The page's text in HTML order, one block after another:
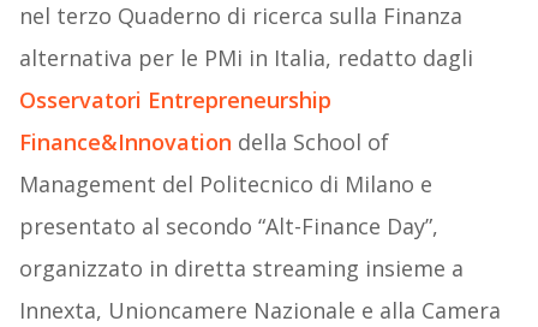
nel terzo Quaderno di ricerca sulla Finanza
alternativa per le PMi in Italia, redatto dagli
Osservatori Entrepreneurship
Finance&Innovation della School of
Management del Politecnico di Milano e
presentato al secondo “Alt-Finance Day”,
organizzato in diretta streaming insieme a
Innexta, Unioncamere Nazionale e alla Camera